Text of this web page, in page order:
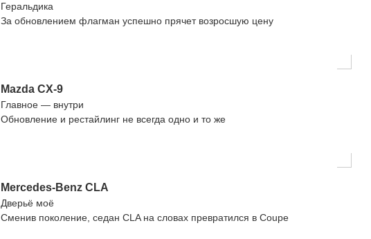
Геральдика
За обновлением флагман успешно прячет возросшую цену
Mazda CX-9
Главное — внутри
Обновление и рестайлинг не всегда одно и то же
Mercedes-Benz CLA
Дверьё моё
Сменив поколение, седан CLA на словах превратился в Coupe